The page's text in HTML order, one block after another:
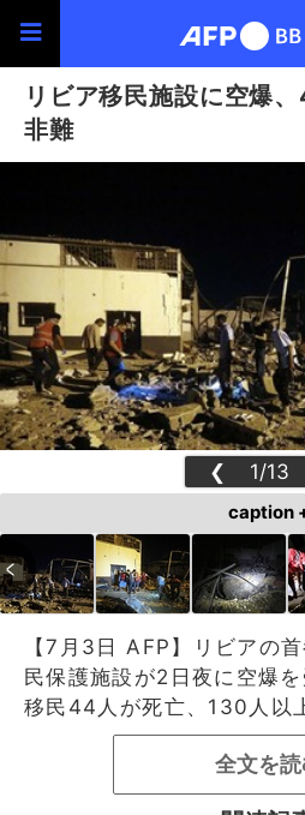
リビア移民施設に空爆
非難
❮ 1/13
caption
【7月3日 AFP】リビアの
民保護施設が2日夜に空爆
移民44人が死亡、130人以
全文を